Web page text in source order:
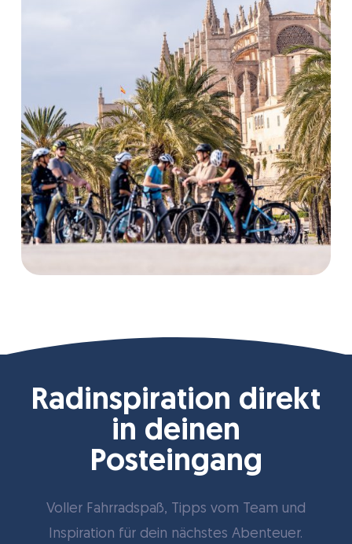
Radinspiration direkt
in deinen
Posteingang
Voller Fahrradspaß, Tipps vom Team und
Inspiration für dein nächstes Abenteuer.